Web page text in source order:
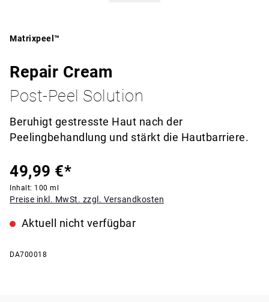
Matrixpeel™
Repair Cream
Post-Peel Solution
Beruhigt gestresste Haut nach der
Peelingbehandlung und stärkt die Hautbarriere.
49,99 €*
Inhalt: 100 ml
Preise inkl. MwSt. zzgl. Versandkosten
Aktuell nicht verfügbar
DA700018